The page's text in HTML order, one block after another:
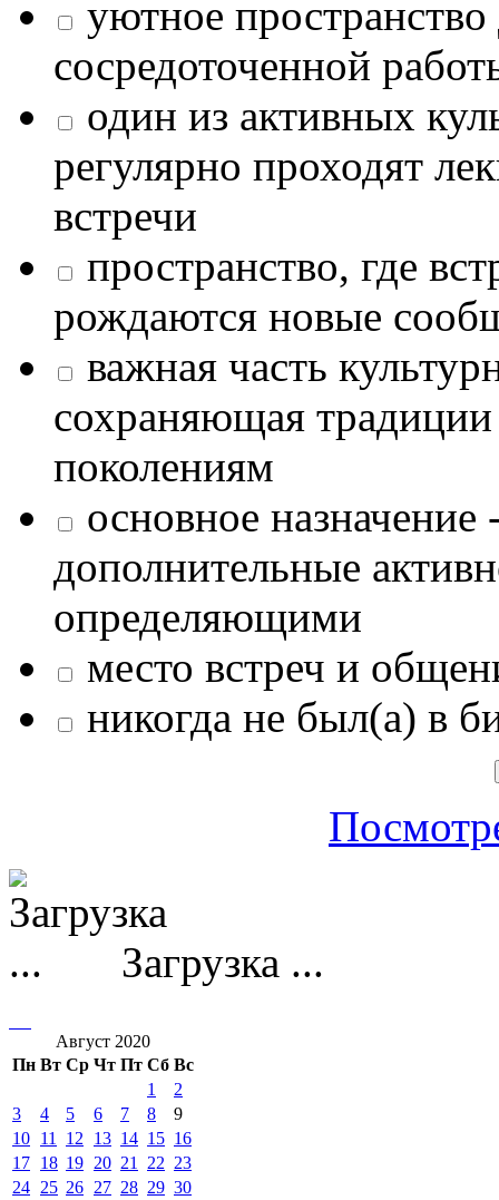
уютное
сосредоточенной
один из активных
регулярно проходят
встречи
пространство, где
рождаются новые
важная часть
сохраняющая
поколениям
основное назначение
дополнительные
определяющими
место встреч и
никогда не был(а) в
Загрузка ...
Август 2020
Пн Вт Ср Чт Пт Сб Вс
1
2
3
4 5 6 7 8
9
10 11 12 13 14 15 16
17 18 19 20 21 22 23
24 25 26 27 28 29 30